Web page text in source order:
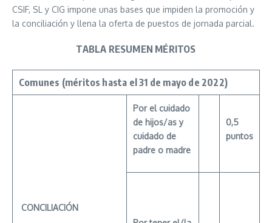
CSIF, SL y CIG impone unas bases que impiden la promoción y
la conciliación y llena la oferta de puestos de jornada parcial.
TABLA RESUMEN MÉRITOS
Comunes (méritos hasta el 31 de mayo de 2022)
CONCILIACIÓN
Por el cuidado
de hijos/as y
cuidado de
padre o madre
0,5
puntos